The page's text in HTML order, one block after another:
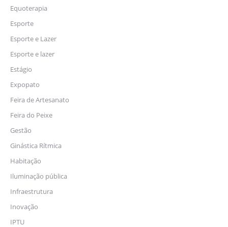
Equoterapia
Esporte
Esporte e Lazer
Esporte e lazer
Estágio
Expopato
Feira de Artesanato
Feira do Peixe
Gestão
Ginástica Rítmica
Habitação
Iluminação pública
Infraestrutura
Inovação
IPTU